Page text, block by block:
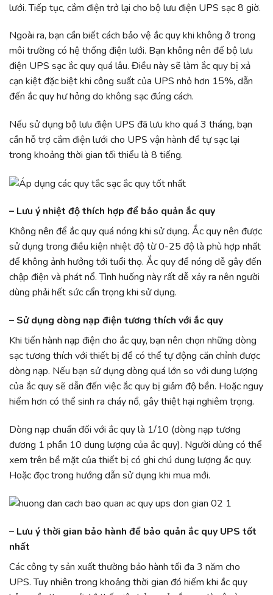
lưới. Tiếp tục, cắm điện trở lại cho bộ lưu điện UPS sạc 8 giờ.
Ngoài ra, bạn cần biết cách bảo vệ ắc quy khi không ở trong
môi trường có hệ thống điện lưới. Bạn không nên để bộ lưu
điện UPS sạc ắc quy quá lâu. Điều này sẽ làm ắc quy bị xả
cạn kiệt đặc biệt khi công suất của UPS nhỏ hơn 15%, dẫn
đến ắc quy hư hỏng do không sạc đúng cách.
Nếu sử dụng bộ lưu điện UPS đã lưu kho quá 3 tháng, bạn
cần hỗ trợ cắm điện lưới cho UPS vận hành để tự sạc lại
trong khoảng thời gian tối thiểu là 8 tiếng.
– Lưu ý nhiệt độ thích hợp để bảo quản ắc quy
Không nên để ắc quy quá nóng khi sử dụng. Ắc quy nên được
sử dụng trong điều kiện nhiệt độ từ 0-25 độ là phù hợp nhất
để không ảnh hưởng tới tuổi thọ. Ắc quy để nóng dễ gây đến
chập điện và phát nổ. Tình huống này rất dễ xảy ra nên người
dùng phải hết sức cẩn trọng khi sử dụng.
– Sử dụng dòng nạp điện tương thích với ắc quy
Khi tiến hành nạp điện cho ắc quy, bạn nên chọn những dòng
sạc tương thích với thiết bị để có thể tự động căn chỉnh được
dòng nạp. Nếu bạn sử dụng dòng quá lớn so với dung lượng
của ắc quy sẽ dẫn đến việc ắc quy bị giảm độ bền. Hoặc nguy
hiểm hơn có thể sinh ra cháy nổ, gây thiệt hại nghiêm trọng.
Dòng nạp chuẩn đối với ắc quy là 1/10 (dòng nạp tương
đương 1 phần 10 dung lượng của ắc quy). Người dùng có thể
xem trên bề mặt của thiết bị có ghi chú dung lượng ắc quy.
Hoặc đọc trong hướng dẫn sử dụng khi mua mới.
– Lưu ý thời gian bảo hành để bảo quản ắc quy UPS tốt
nhất
Các công ty sản xuất thường bảo hành tối đa 3 năm cho
UPS. Tuy nhiên trong khoảng thời gian đó hiếm khi ắc quy